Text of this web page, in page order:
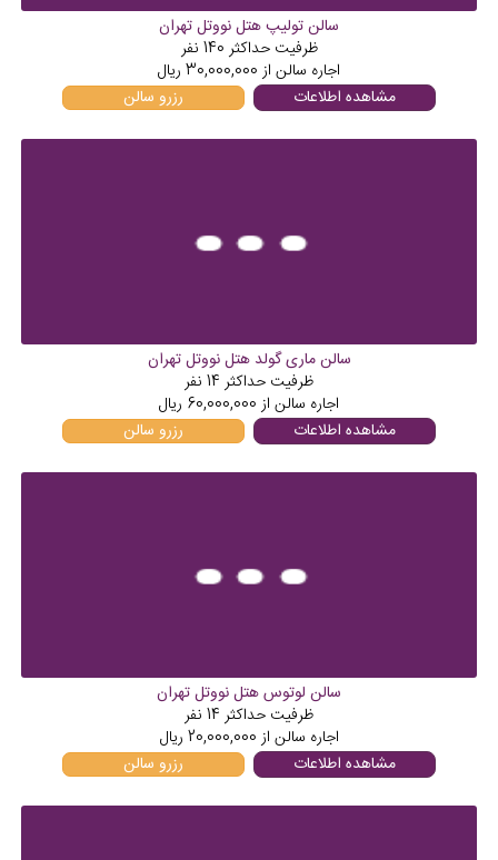
سالن تولیپ هتل نووتل تهران
ظرفیت حداکثر 140 نفر
اجاره سالن از30,000,000 ریال
مشاهده اطلاعات
رزرو سالن
سالن ماری گولد هتل نووتل تهران
ظرفیت حداکثر 14 نفر
اجاره سالن از60,000,000 ریال
مشاهده اطلاعات
رزرو سالن
سالن لوتوس هتل نووتل تهران
ظرفیت حداکثر 14 نفر
اجاره سالن از20,000,000 ریال
مشاهده اطلاعات
رزرو سالن